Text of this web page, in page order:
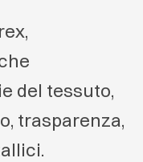
del tessuto,
trasparenza,